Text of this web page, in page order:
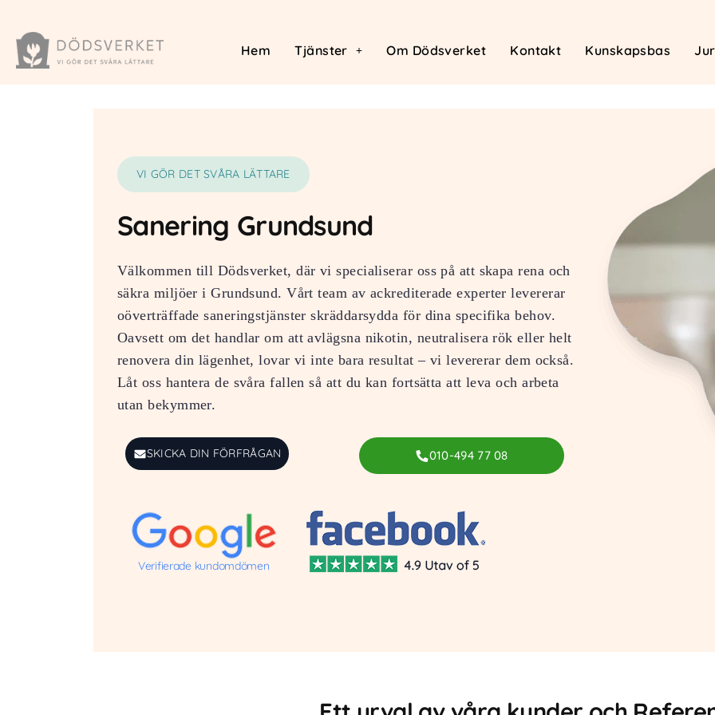
Hem Tjänster Om Dödsverket Kontakt Kunskapsbas
VI GÖR DET SVÅRA LÄTTARE
Sanering Grundsund
Välkommen till Dödsverket, där vi specialiserar oss på att skapa rena och
säkra miljöer i Grundsund. Vårt team av ackrediterade experter levererar
oöverträffade saneringstjänster skräddarsydda för dina specifika behov.
Oavsett om det handlar om att avlägsna nikotin, neutralisera rök eller helt
renovera din lägenhet, lovar vi inte bara resultat – vi levererar dem också.
Låt oss hantera de svåra fallen så att du kan fortsätta att leva och arbeta
utan bekymmer.
SKICKA DIN FÖRFRÅGAN 010-494 77 08
Verifierade kundomdömen